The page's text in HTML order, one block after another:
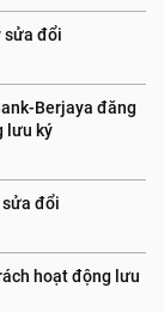
sửa đổi
Berjaya đăng
lưu ký
sửa đổi
hoạt động lưu